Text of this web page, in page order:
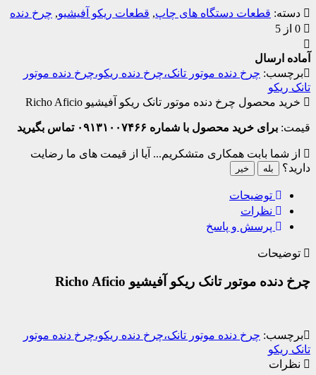
دسته: قطعات دستگاه های چاپ, قطعات ریکو آفیشیو, چرخ دنده
0 از 5
آماده ارسال
برچسب: چرخ دنده موتور تانک،چرخ دنده ریکو،چرخ دنده موتور
تانک ریکو
خرید محصول چرخ دنده موتور تانک ریکو آفیشیو Richo Aficio
قیمت: برای خرید محصول با شماره ۰۹۱۳۱۰۰۷۴۶۶ تماس بگیرید
از شما بابت همکاری متشکریم... آیا از قیمت های ما رضایت
دارید؟
بله خیر
توضیحات
نظرات
پرسش و پاسخ
توضیحات
چرخ دنده موتور تانک ریکو آفیشیو Richo Aficio
برچسب: چرخ دنده موتور تانک،چرخ دنده ریکو،چرخ دنده موتور
تانک ریکو
نظرات